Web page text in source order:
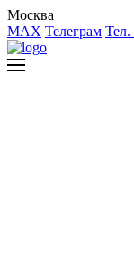
Москва
MAX Телеграм Тел.